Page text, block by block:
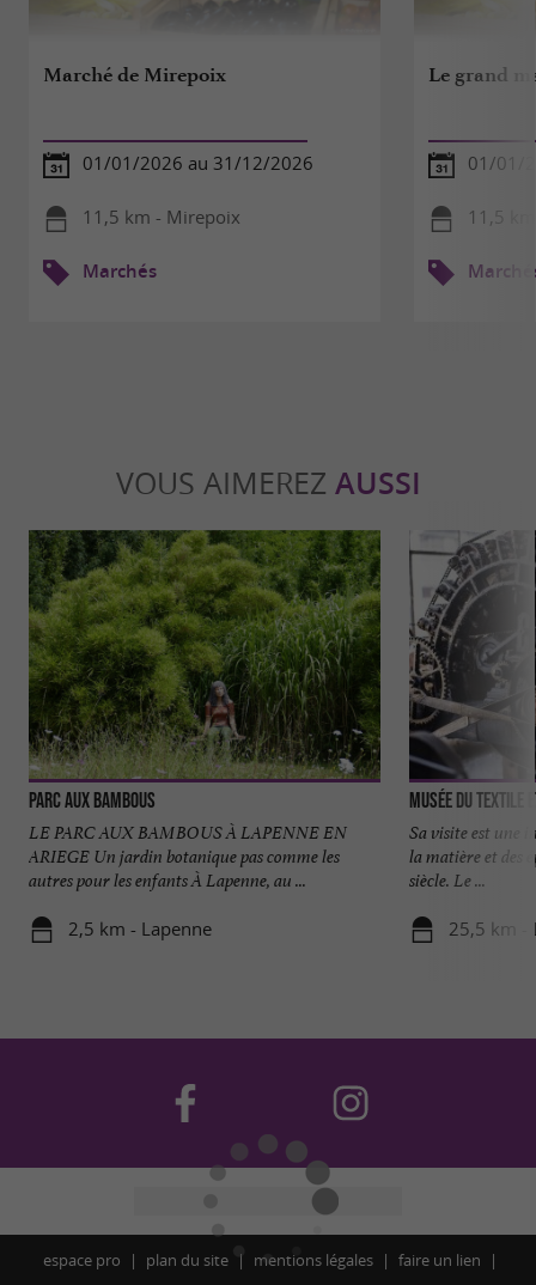
Marché de Mirepoix
01/01/2026 au 31/12/2026
11,5 km - Mirepoix
Marchés
Le grand
01/01/
11,5
VOUS AIMEREZ AUSSI
Parc aux Bambous
LE PARC AUX BAMBOUS À LAPENNE EN
ARIEGE Un jardin botanique pas comme les
autres pour les enfants À Lapenne, au ...
2,5 km - Lapenne
Musée du Textile
Sa visite est une
la matière et des
siècle. Le ...
25,5 km -
espace pro plan du site mentions légales faire un lien